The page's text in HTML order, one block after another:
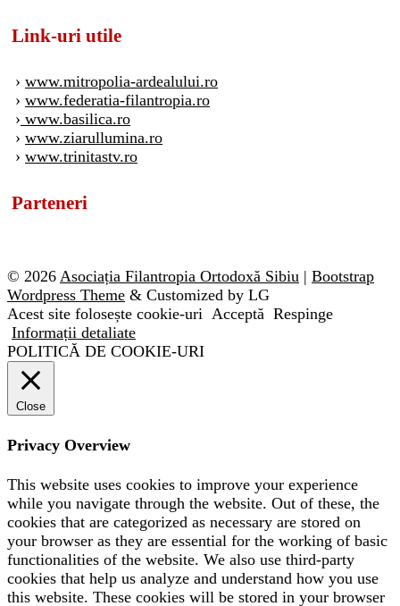
Link-uri utile
› www.mitropolia-ardealului.ro
› www.federatia-filantropia.ro
› www.basilica.ro
› www.ziarullumina.ro
› www.trinitastv.ro
Parteneri
© 2026 Asociația Filantropia Ortodoxă Sibiu | Bootstrap
Wordpress Theme & Customized by LG
Acest site folosește cookie-uri Acceptă Respinge
Informații detaliate
POLITICĂ DE COOKIE-URI
Close
Privacy Overview
This website uses cookies to improve your experience
while you navigate through the website. Out of these, the
cookies that are categorized as necessary are stored on
your browser as they are essential for the working of basic
functionalities of the website. We also use third-party
cookies that help us analyze and understand how you use
this website. These cookies will be stored in your browser